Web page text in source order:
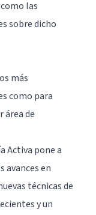
las
sobre dicho
más
como para
área de
Activa pone a
avances en
técnicas de
y un